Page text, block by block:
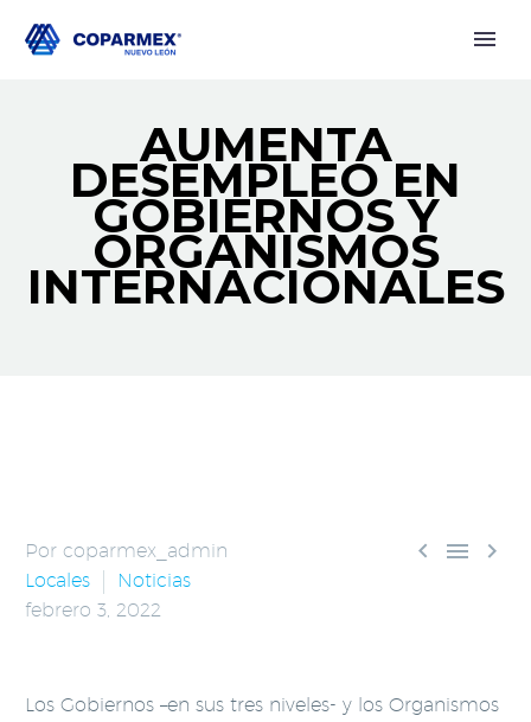
AUMENTA
DESEMPLEO EN
GOBIERNOS Y
ORGANISMOS
INTERNACIONALES
  
Por coparmex_admin
Locales
Noticias
febrero 3, 2022
Los Gobiernos –en sus tres niveles- y los Organismos